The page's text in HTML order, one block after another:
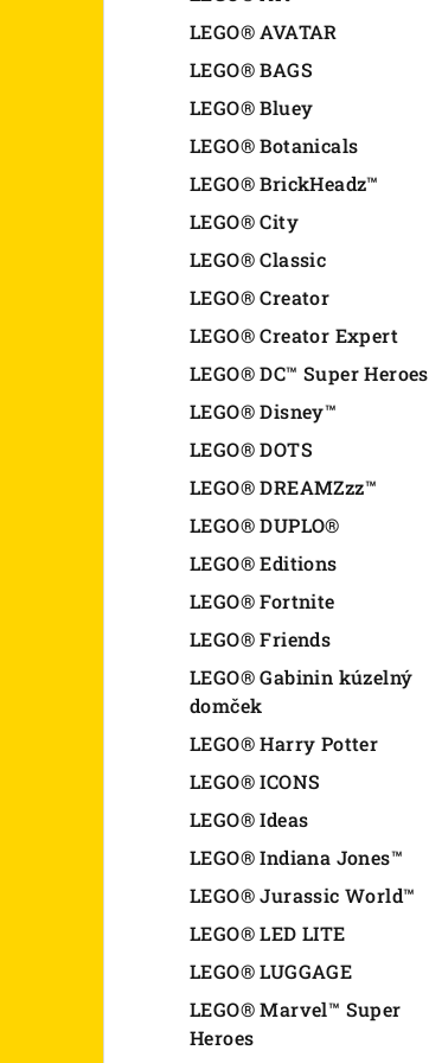
LEGO® AVATAR
LEGO® BAGS
LEGO® Bluey
LEGO® Botanicals
LEGO® BrickHeadz™
LEGO® City
LEGO® Classic
LEGO® Creator
LEGO® Creator Expert
LEGO® DC™ Super Heroes
LEGO® Disney™
LEGO® DOTS
LEGO® DREAMZzz™
LEGO® DUPLO®
LEGO® Editions
LEGO® Fortnite
LEGO® Friends
LEGO® Gabinin kúzelný
domček
LEGO® Harry Potter
LEGO® ICONS
LEGO® Ideas
LEGO® Indiana Jones™
LEGO® Jurassic World™
LEGO® LED LITE
LEGO® LUGGAGE
LEGO® Marvel™ Super
Heroes